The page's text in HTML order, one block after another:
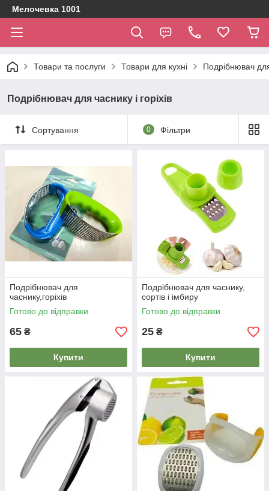
Мелочевка 1001
Товари та послуги Товари для кухні Подрібнювач для
Подрібнювач для часнику і горіхів
Сортування 0 Фільтри
Подрібнювач для
часнику,горіхів
Готово до відправки
65 ₴
Купити
Подрібнювач для часнику,
сортів і імбиру
Готово до відправки
25 ₴
Купити